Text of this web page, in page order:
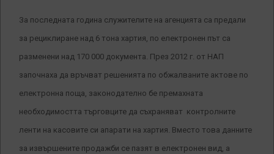
За последната година служителите на агенцията са предали
за рециклиране над 6 тона хартия, по електронен път са
разменени над 170 000 документа. През 2012 г. от НАП
започнаха да връчват решенията по обжалваните актове по
електронна поща, законодателно бе премахната
необходимостта търговците да съхраняват контролните
ленти на касовите си апарати на хартия. Вместо това данните
за извършените продажби се пазят в електронен вид, а